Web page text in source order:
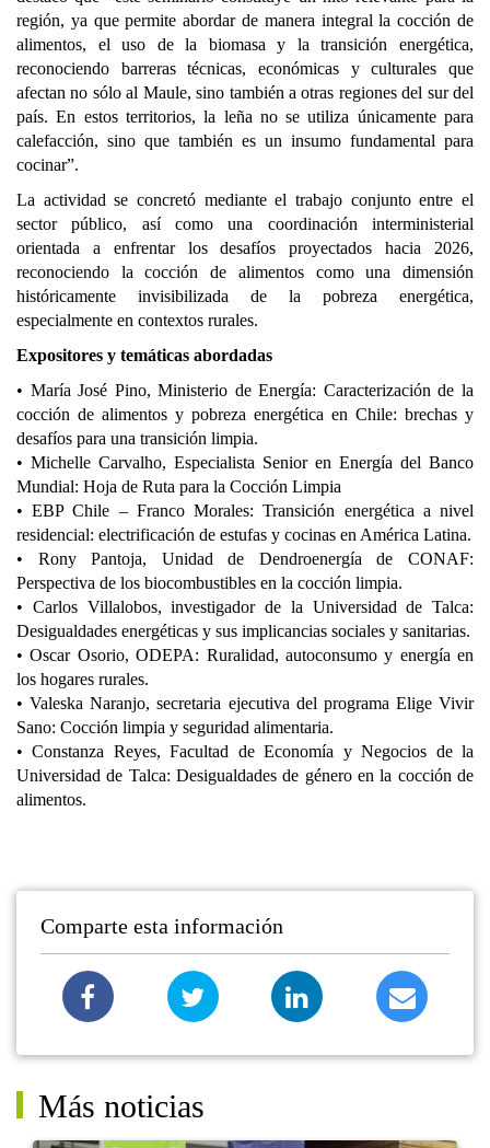
región, ya que permite abordar de manera integral la cocción de
alimentos, el uso de la biomasa y la transición energética,
reconociendo barreras técnicas, económicas y culturales que
afectan no sólo al Maule, sino también a otras regiones del sur del
país. En estos territorios, la leña no se utiliza únicamente para
calefacción, sino que también es un insumo fundamental para
cocinar”.
La actividad se concretó mediante el trabajo conjunto entre el
sector público, así como una coordinación interministerial
orientada a enfrentar los desafíos proyectados hacia 2026,
reconociendo la cocción de alimentos como una dimensión
históricamente invisibilizada de la pobreza energética,
especialmente en contextos rurales.
Expositores y temáticas abordadas
• María José Pino, Ministerio de Energía: Caracterización de la
cocción de alimentos y pobreza energética en Chile: brechas y
desafíos para una transición limpia.
• Michelle Carvalho, Especialista Senior en Energía del Banco
Mundial: Hoja de Ruta para la Cocción Limpia
• EBP Chile – Franco Morales: Transición energética a nivel
residencial: electrificación de estufas y cocinas en América Latina.
• Rony Pantoja, Unidad de Dendroenergía de CONAF:
Perspectiva de los biocombustibles en la cocción limpia.
• Carlos Villalobos, investigador de la Universidad de Talca:
Desigualdades energéticas y sus implicancias sociales y sanitarias.
• Oscar Osorio, ODEPA: Ruralidad, autoconsumo y energía en
los hogares rurales.
• Valeska Naranjo, secretaria ejecutiva del programa Elige Vivir
Sano: Cocción limpia y seguridad alimentaria.
• Constanza Reyes, Facultad de Economía y Negocios de la
Universidad de Talca: Desigualdades de género en la cocción de
alimentos.
Comparte esta información
Más noticias